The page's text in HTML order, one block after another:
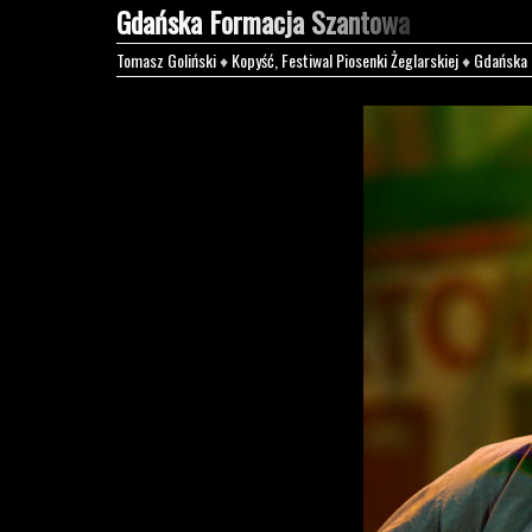
Gdańska Formacja Szantowa
Tomasz Goliński♦Kopyść, Festiwal Piosenki Żeglarskiej♦